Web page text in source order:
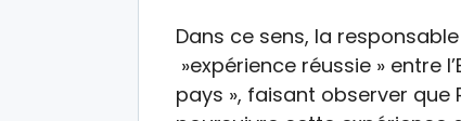
Dans ce sens, la
»expérience réussie » entre
pays », faisant observer